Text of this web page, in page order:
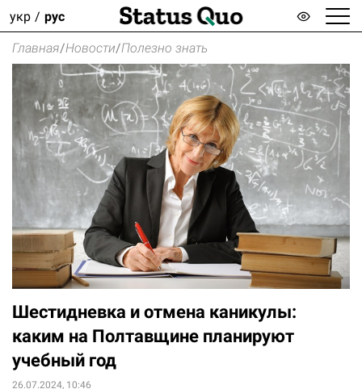
укр рус
Главная/Новости/Полезно знать
Шестидневка и отмена каникулы:
каким на Полтавщине планируют
учебный год
26.07.2024, 10:46